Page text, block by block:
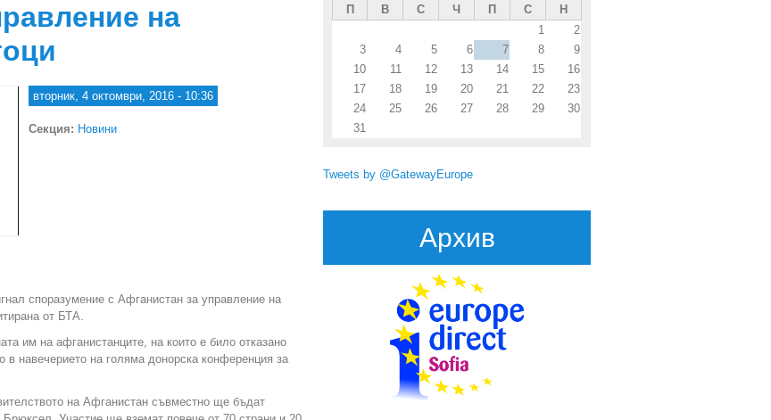
на
вторник, 4 октомври, 2016 - 10:36
Секция: Новини
споразумение с Афганистан за управление на
от БТА.
им на афганистанците, на които е било отказано
навечерието на голяма донорска конференция за
на Афганистан съвместно ще бъдат
П В С Ч П С
Н
1
2
3
4 5 6 7 8
9
10
11 12 13 14 15
16
17
18 19 20 21 22
23
24
25 26 27 28 29
30
31
Tweets by @GatewayEurope
Архив